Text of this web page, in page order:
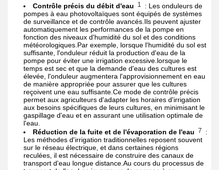
Contrôle précis du débit d'eau 1 : Les onduleurs de
pompes à eau photovoltaïques sont équipés de systèmes
de surveillance et de contrôle avancés.Ils peuvent ajuster
automatiquement les performances de la pompe en
fonction des niveaux d'humidité du sol et des conditions
météorologiques.Par exemple, lorsque l'humidité du sol est
suffisante, l'onduleur réduit la production d'eau de la
pompe pour éviter une irrigation excessive.lorsque le
temps est sec et que la demande d'eau des cultures est
élevée, l'onduleur augmentera l'approvisionnement en eau
de manière appropriée pour assurer que les cultures
reçoivent une eau suffisante.Ce mode de contrôle précis
permet aux agriculteurs d'adapter les horaires d'irrigation
aux besoins spécifiques de leurs cultures, en minimisant le
gaspillage d'eau et en assurant une utilisation optimale de
l'eau.
Réduction de la fuite et de l'évaporation de l'eau 7 :
Les méthodes d'irrigation traditionnelles reposent souvent
sur le réseau électrique, et dans certaines régions
reculées, il est nécessaire de construire des canaux de
transport d'eau longue distance.Au cours du processus de